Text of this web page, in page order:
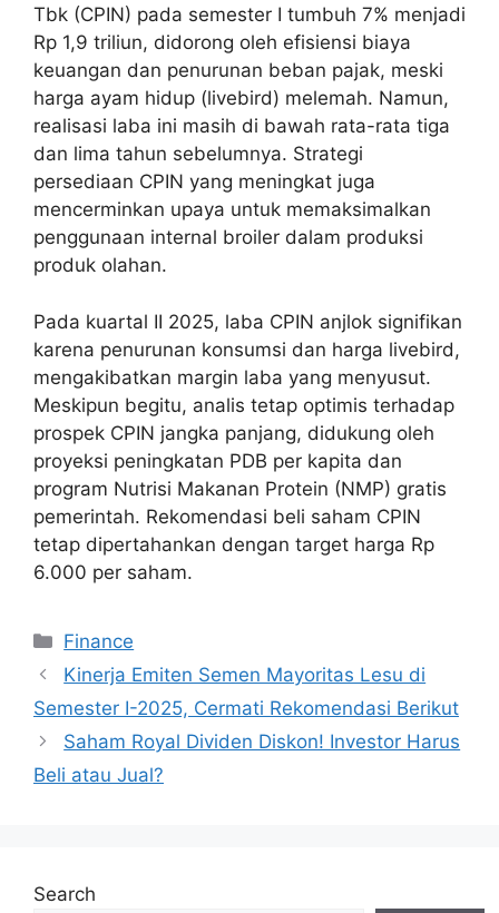
Tbk (CPIN) pada semester I tumbuh 7% menjadi
Rp 1,9 triliun, didorong oleh efisiensi biaya
keuangan dan penurunan beban pajak, meski
harga ayam hidup (livebird) melemah. Namun,
realisasi laba ini masih di bawah rata-rata tiga
dan lima tahun sebelumnya. Strategi
persediaan CPIN yang meningkat juga
mencerminkan upaya untuk memaksimalkan
penggunaan internal broiler dalam produksi
produk olahan.
Pada kuartal II 2025, laba CPIN anjlok signifikan
karena penurunan konsumsi dan harga livebird,
mengakibatkan margin laba yang menyusut.
Meskipun begitu, analis tetap optimis terhadap
prospek CPIN jangka panjang, didukung oleh
proyeksi peningkatan PDB per kapita dan
program Nutrisi Makanan Protein (NMP) gratis
pemerintah. Rekomendasi beli saham CPIN
tetap dipertahankan dengan target harga Rp
6.000 per saham.
Categories
Finance
Kinerja Emiten Semen Mayoritas Lesu di
Semester I-2025, Cermati Rekomendasi Berikut
Saham Royal Dividen Diskon! Investor Harus
Beli atau Jual?
Search